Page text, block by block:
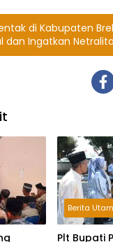
di Kabupaten
dan Ingatkan
Berita
Plt Bupati